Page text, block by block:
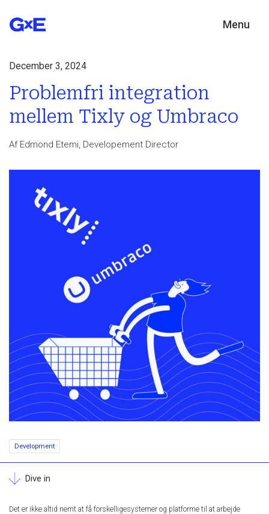
Menu
December 3, 2024
Problemfri integration
mellem Tixly og Umbraco
Af Edmond Etemi, Developement Director
Development
Dive in
Det er ikke altid nemt at få forskelligesystemer og platforme til at arbejde